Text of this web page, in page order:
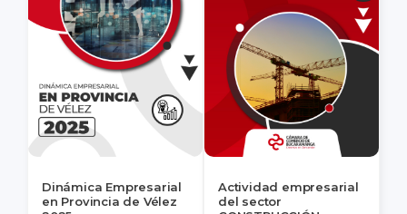
Dinámica Empresarial
en Provincia de Vélez
Actividad empresarial
del sector